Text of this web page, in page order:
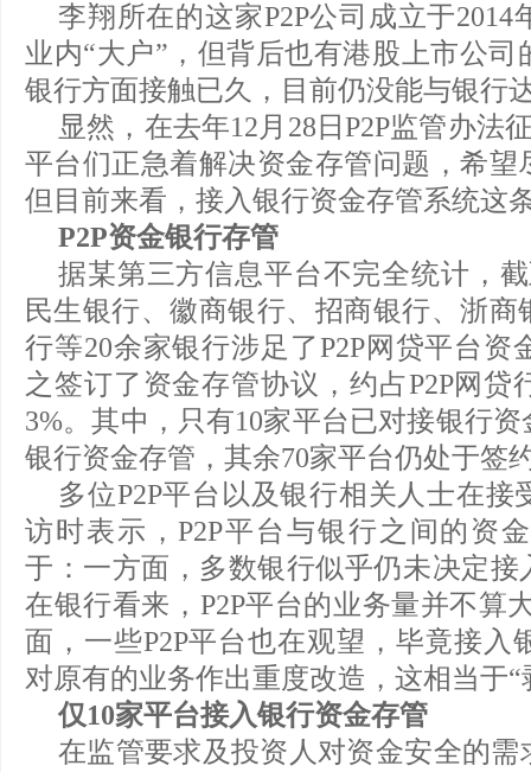
李翔所在的这家P2P公司成立于
业内“大户”，但背后也有港股上市公
银行方面接触已久，目前仍没能与银行
显然，在去年12月28日P2P监管办法
平台们正急着解决资金存管问题，希望
但目前来看，接入银行资金存管系统这
P2P资金银行存管
据某第三方信息平台不完全统计，
民生银行、徽商银行、招商银行、浙
行等20余家银行涉足了P2P网贷平台资
之签订了资金存管协议，约占P2P网贷
3%。其中，只有10家平台已对接银行
银行资金存管，其余70家平台仍处于签
多位P2P平台以及银行相关人士在
访时表示，P2P平台与银行之间的资
于：一方面，多数银行似乎仍未决定接
在银行看来，P2P平台的业务量并不算
面，一些P2P平台也在观望，毕竟接入
对原有的业务作出重度改造，这相当于“
仅10家平台接入银行资金存管
在监管要求及投资人对资金安全的